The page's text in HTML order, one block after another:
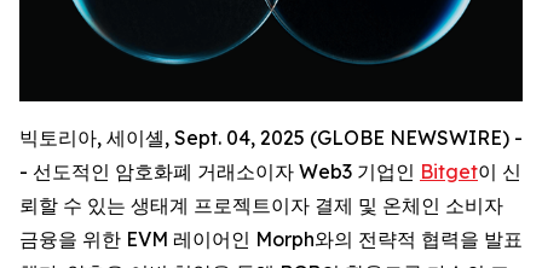
빅토리아, 세이셸, Sept. 04, 2025 (GLOBE NEWSWIRE) -
- 선도적인 암호화폐 거래소이자 Web3 기업인 Bitget이 신
뢰할 수 있는 생태계 프로젝트이자 결제 및 온체인 소비자
금융을 위한 EVM 레이어인 Morph와의 전략적 협력을 발표